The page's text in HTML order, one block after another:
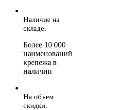
Наличие на
складе.
Более 10 000
наименований
крепежа в
наличии
На объем
скидки.